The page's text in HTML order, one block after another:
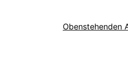
Obenstehenden